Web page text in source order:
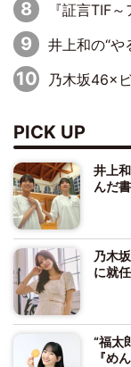
『証言TIF～アイドル戦国時代とはなんだ
井上和の“やる気フ
乃木坂46×ビルディ
PICK UP
井上
んだ
乃木
に就任
“福太
『め